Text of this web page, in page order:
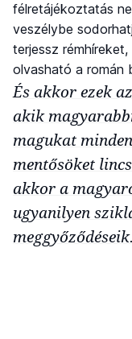
félretájékoztatás
veszélybe
terjessz
olvasható a román
És akkor ezek
akik
magukat
mentősöket
akkor a
ugyanilyen